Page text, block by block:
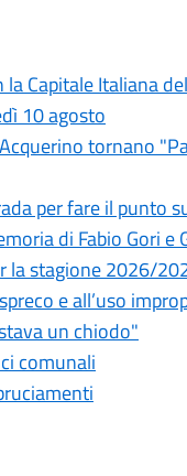
Capitale Italiana
10 agosto
tornano
per fare il punto
di Fabio Gori e
la stagione 2026/
e all’uso
un chiodo"
comunali